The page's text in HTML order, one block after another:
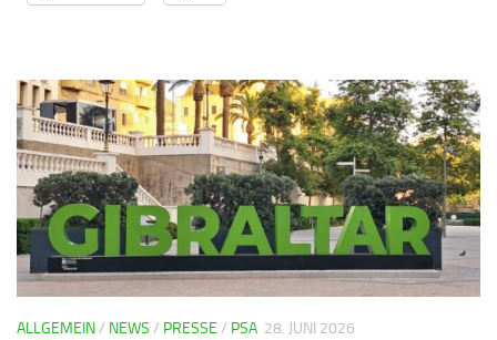
ALLGEMEIN/ NEWS / PRESSE / PSA 28. JUNI 2026